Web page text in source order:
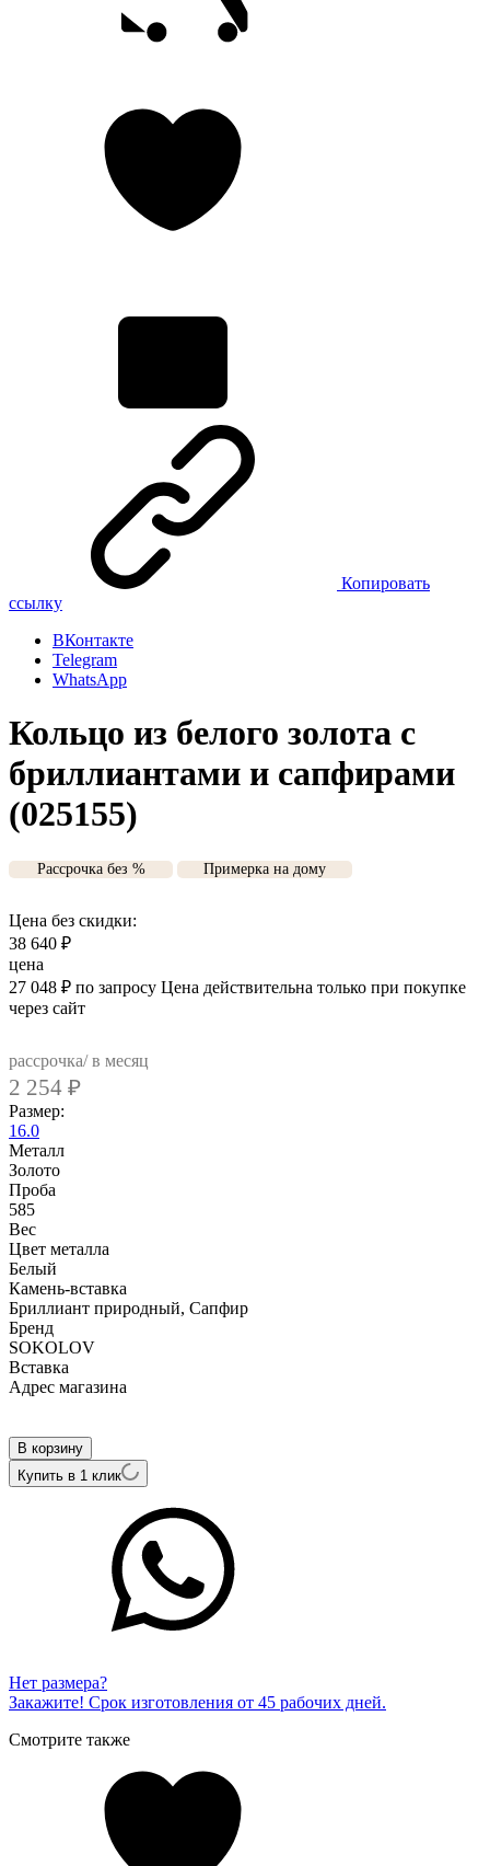
Копировать
ссылку
ВКонтакте
Telegram
WhatsApp
Кольцо из белого золота с
бриллиантами и сапфирами
(025155)
Рассрочка без % Примерка на дому
Цена без скидки:
38 640 ₽
цена
27 048 ₽ по запросу Цена действительна только при покупке
через сайт
рассрочка/ в месяц
2 254 ₽
Размер:
16.0
Металл
Золото
Проба
585
Вес
Цвет металла
Белый
Камень-вставка
Бриллиант природный, Сапфир
Бренд
SOKOLOV
Вcтавка
Адрес магазина
В корзину
Купить в 1 клик
Нет размера?
Закажите! Срок изготовления от 45 рабочих дней.
Смотрите также